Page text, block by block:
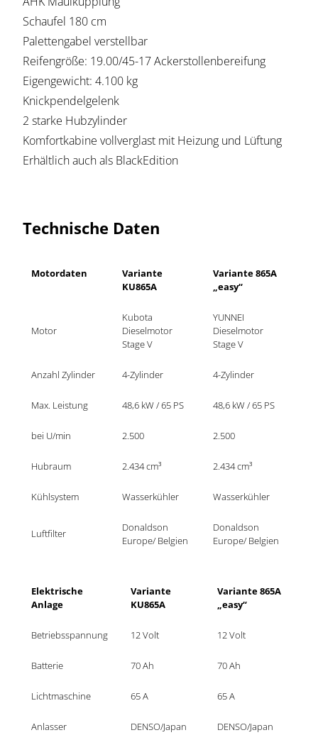
Schaufel 180 cm
Palettengabel verstellbar
Reifengröße: 19.00/45-17 Ackerstollenbereifung
Eigengewicht: 4.100 kg
Knickpendelgelenk
2 starke Hubzylinder
Komfortkabine vollverglast mit Heizung und Lüftung
Erhältlich auch als BlackEdition
Technische Daten
Motordaten
Variante
KU865A
Variante 865A
„easy“
Motor
Kubota
Dieselmotor
YUNNEI
Dieselmotor
Stage V
Anzahl Zylinder
Max. Leistung
bei U/min 2.500 2.500
Hubraum
Kühlsystem Wasserkühler Wasserkühler
Luftfilter
Donaldson
Europe/ Belgien
Donaldson
Europe/ Belgien
Elektrische
Anlage
Variante
KU865A
Variante 865A
„easy“
Betriebsspannung 12 Volt 12 Volt
Batterie 70 Ah 70 Ah
Lichtmaschine 65 A 65 A
Anlasser DENSO/Japan DENSO/Japan